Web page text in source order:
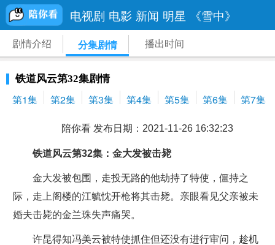
电视剧 电影 新闻 明星 《雪中》
剧情介绍 分集剧情 播出时间
铁道风云第32集剧情
第1集 第2集 第3集 第4集 第5集 第6集 第7集
陪你看 发布日期：2021-11-26 16:32:23
铁道风云第32集：金大发被击毙
金大发被包围，走投无路的他劫持了特使，僵持之
际，走上阁楼的江毓忱开枪将其击毙。亲眼看见父亲被未
婚夫击毙的金兰珠失声痛哭。
许昆得知冯美云被特使抓住但还没有进行审问，趁机